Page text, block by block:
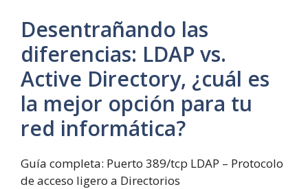
Desentrañando las
diferencias: LDAP vs.
Active Directory, ¿cuál es
la mejor opción para tu
red informática?
Guía completa: Puerto 389/tcp LDAP – Protocolo
de acceso ligero a Directorios